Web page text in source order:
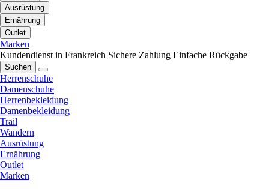
Ausrüstung
Ernährung
Outlet
Marken
Kundendienst in Frankreich Sichere Zahlung Einfache Rückgabe
Suchen
Herrenschuhe
Damenschuhe
Herrenbekleidung
Damenbekleidung
Trail
Wandern
Ausrüstung
Ernährung
Outlet
Marken